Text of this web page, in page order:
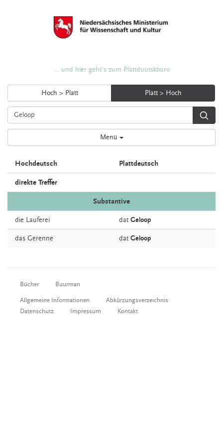
... und hier geht's zum Plattdüütskbüro
Hoch > Platt Platt > Hoch
Menü
Hochdeutsch Plattdeutsch
direkte Treffer
Substantive
die Lauferei dat Geloop
das Gerenne dat Geloop
Bücher Buurman
Allgemeine Informationen
Abkürzungsverzeichnis
Datenschutz
Impressum Kontakt